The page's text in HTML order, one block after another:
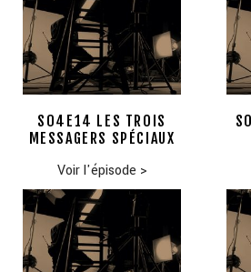
S04E14 LES TROIS
MESSAGERS SPÉCIAUX
Voir l'épisode >